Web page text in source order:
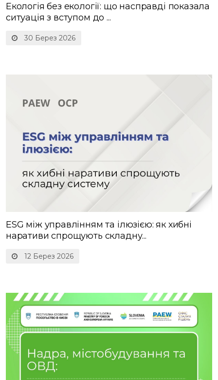
30 Берез 2026
Екологія без екології: що насправді показала
ситуація з вступом до ...
12 Берез 2026
ESG між управлінням та ілюзією: як хибні
наративи спрощують складну...